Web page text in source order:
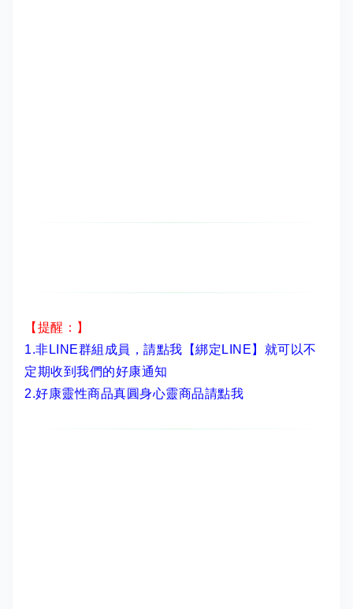
【提醒：】
1.非LINE群組成員， 請點我【綁定LINE】 就可以不
定期收到我們的好康通知
2.好康靈性商品真圓身心靈商品請點我